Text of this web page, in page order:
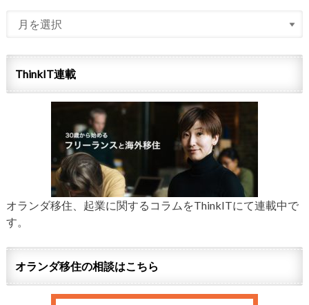
ThinkIT連載
オランダ移住、起業に関するコラムをThinkITにて連載中で
す。
オランダ移住の相談はこちら